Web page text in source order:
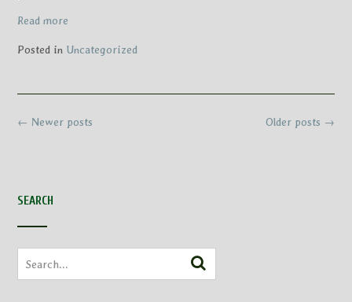
Read more
Posted in Uncategorized
Posts
Older posts →
← Newer posts
SEARCH